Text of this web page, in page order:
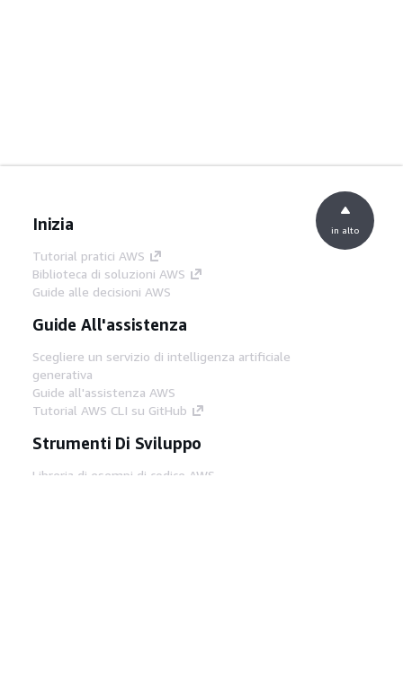
Inizia
Tutorial pratici AWS
Biblioteca di soluzioni AWS
Guide alle decisioni AWS
Guide All'assistenza
Scegliere un servizio di intelligenza artificiale
generativa
Guide all'assistenza AWS
Tutorial AWS CLI su GitHub
Strumenti Di Sviluppo
Libreria di esempi di codice AWS
in alto